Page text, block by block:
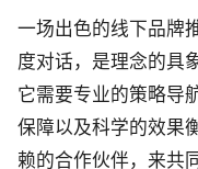
一场出色的线下品牌
度对话，是理念的具
它需要专业的策略导
保障以及科学的效果
赖的合作伙伴，来共